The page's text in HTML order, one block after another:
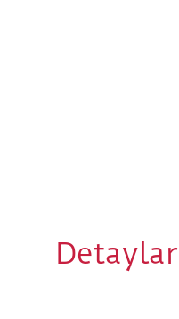
Detaylar